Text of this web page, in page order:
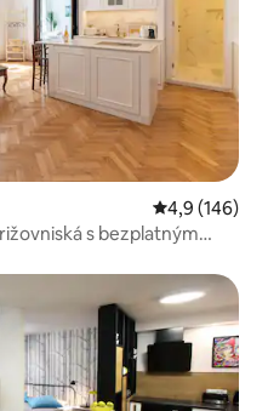
Priemerné
4,9 (146)
s bezplatným